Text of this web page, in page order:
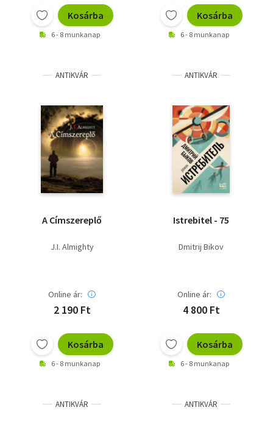
Kosárba
6 - 8 munkanap
Kosárba
6 - 8 munkanap
ANTIKVÁR
A Címszereplő
J.I. Almighty
Online ár:
2 190 Ft
Kosárba
6 - 8 munkanap
ANTIKVÁR
Istrebitel - 75
Dmitrij Bikov
Online ár:
4 800 Ft
Kosárba
6 - 8 munkanap
ANTIKVÁR ANTIKVÁR